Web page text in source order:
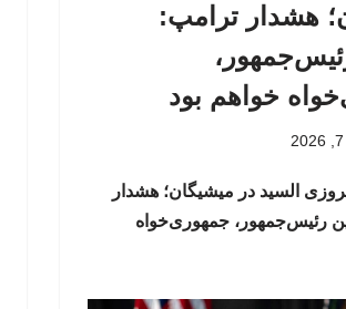
هشدار ترامپ:
خواهم بود
السید در میشیگان؛ هشدار
رئیس‌جمهور، جمهوری‌خواه